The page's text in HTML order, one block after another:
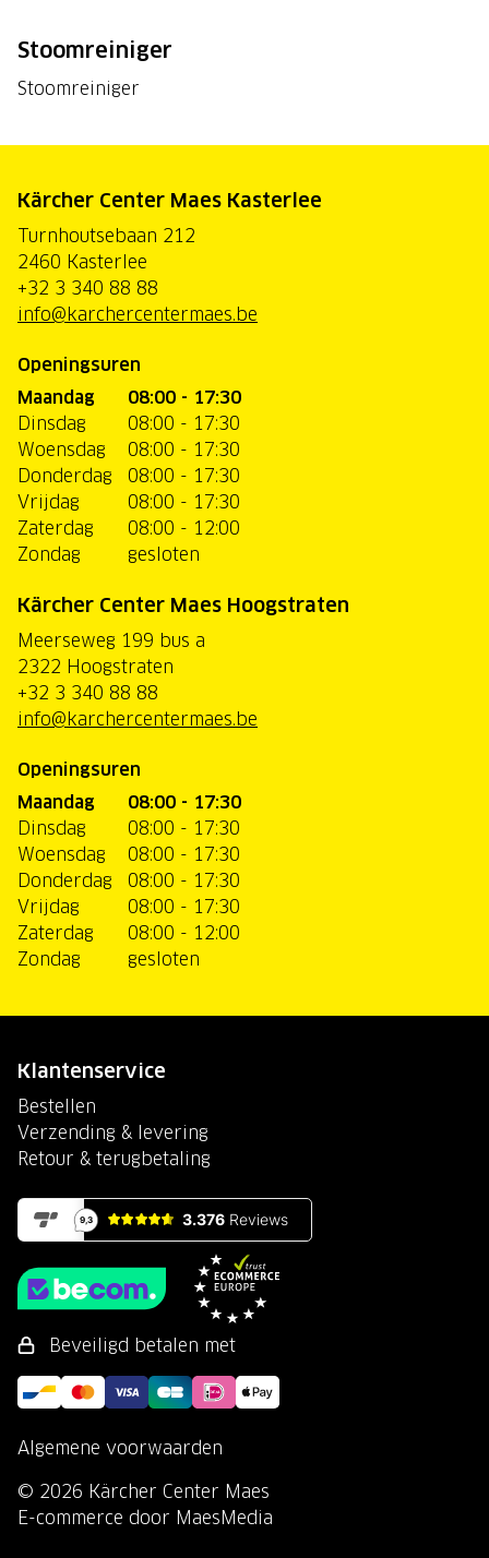
Stoomreiniger
Stoomreiniger
Kärcher Center Maes Kasterlee
Turnhoutsebaan 212
2460 Kasterlee
+32 3 340 88 88
info@karchercentermaes.be
Openingsuren
Maandag
08:00 - 17:30
Dinsdag
08:00 - 17:30
Woensdag
08:00 - 17:30
Donderdag
08:00 - 17:30
Vrijdag
08:00 - 17:30
Zaterdag
08:00 - 12:00
Zondag
gesloten
Kärcher Center Maes Hoogstraten
Meerseweg 199 bus a
2322 Hoogstraten
+32 3 340 88 88
info@karchercentermaes.be
Openingsuren
Maandag
08:00 - 17:30
Dinsdag
08:00 - 17:30
Woensdag
08:00 - 17:30
Donderdag
08:00 - 17:30
Vrijdag
08:00 - 17:30
Zaterdag
08:00 - 12:00
Zondag
gesloten
Klantenservice
Bestellen
Verzending & levering
Retour & terugbetaling
Beveiligd betalen met
Algemene voorwaarden
© 2026 Kärcher Center Maes
E-commerce door MaesMedia